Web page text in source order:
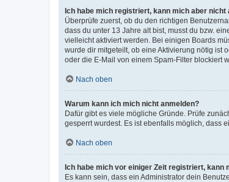
Ich habe mich registriert, kann mich aber nicht
Überprüfe zuerst, ob du den richtigen
dass du unter 13 Jahre alt bist, musst du bzw.
vielleicht aktiviert werden. Bei einigen Boards
wurde dir mitgeteilt, ob eine Aktivierung nötig ist
oder die E-Mail von einem Spam-Filter blockiert
Nach oben
Warum kann ich mich nicht anmelden?
Dafür gibt es viele mögliche Gründe. Prüfe
gesperrt wurdest. Es ist ebenfalls möglich, dass
Nach oben
Ich habe mich vor einiger Zeit registriert, kann
Es kann sein, dass ein Administrator dein